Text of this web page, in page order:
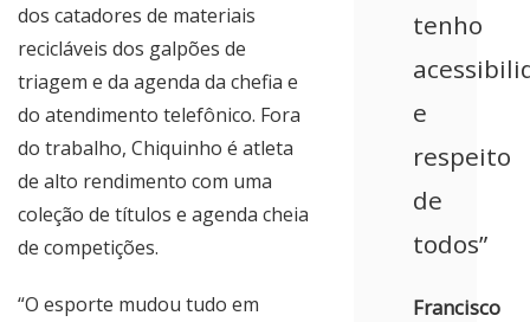
tenho
e
respeito
de
todos”
Francisco
dos catadores de materiais
recicláveis dos galpões de
triagem e da agenda da chefia e
do atendimento telefônico. Fora
do trabalho, Chiquinho é atleta
de alto rendimento com uma
coleção de títulos e agenda cheia
de competições.
“O esporte mudou tudo em